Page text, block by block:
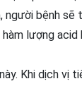
bệnh
lượng
Khi dịch vị